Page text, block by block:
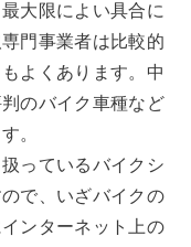
大限によい具合に
門事業者は比較的
よくあります。中
のバイク車種など
。
っているバイクシ
で、いざバイクの
ンターネット上の